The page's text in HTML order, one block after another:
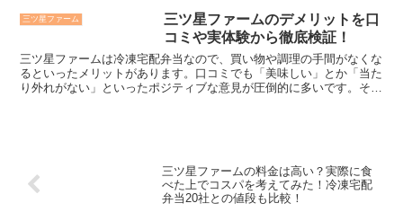
三ツ星ファーム
三ツ星ファームのデメリットを口
コミや実体験から徹底検証！
三ツ星ファームは冷凍宅配弁当なので、買い物や調理の手間がなくな
るといったメリットがあります。口コミでも「美味しい」とか「当た
り外れがない」といったポジティブな意見が圧倒的に多いです。それ
三ツ星ファームの料金は高い？実際に食
べた上でコスパを考えてみた！冷凍宅配
弁当20社との値段も比較！